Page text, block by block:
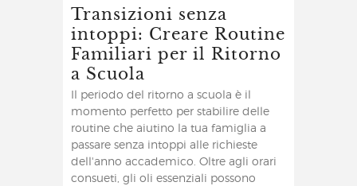
Transizioni senza
intoppi: Creare Routine
Familiari per il Ritorno
a Scuola
Il periodo del ritorno a scuola è il
momento perfetto per stabilire delle
routine che aiutino la tua famiglia a
passare senza intoppi alle richieste
dell'anno accademico. Oltre agli orari
consueti, gli oli essenziali possono